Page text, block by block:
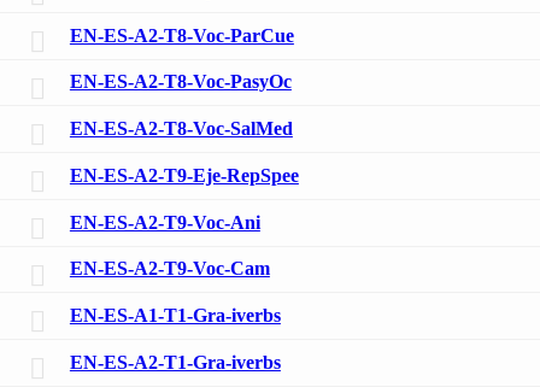
EN-ES-A2-T8-Voc-ParCue
EN-ES-A2-T8-Voc-PasyOc
EN-ES-A2-T8-Voc-SalMed
EN-ES-A2-T9-Eje-RepSpee
EN-ES-A2-T9-Voc-Ani
EN-ES-A2-T9-Voc-Cam
EN-ES-A1-T1-Gra-iverbs
EN-ES-A2-T1-Gra-iverbs